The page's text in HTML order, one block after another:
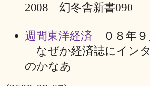
2008 幻冬舎新書090
週間東洋経済 ０８年９
なぜか経済誌にイン
のかなあ